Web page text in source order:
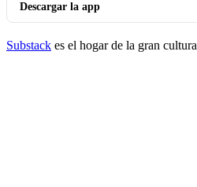
Descargar la app
Substack es el hogar de la gran cultura